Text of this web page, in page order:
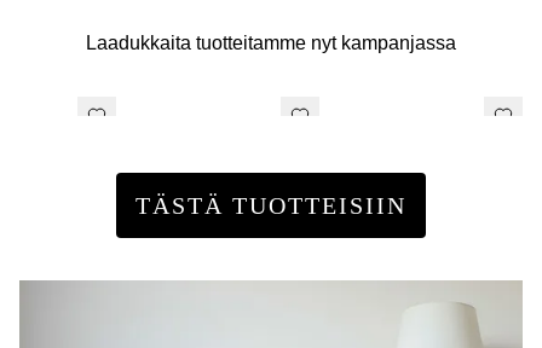
Laadukkaita tuotteitamme nyt kampanjassa
TÄSTÄ TUOTTEISIIN